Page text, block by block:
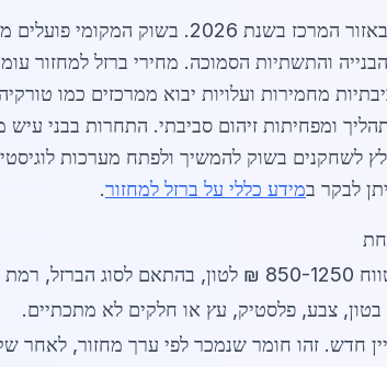
ברזל למחזור בבני עיש מהווה מרכיב מרכזי בשוק
מחמירות ועלויות יבוא ממרכזים כמו
ומפחיתות זיהום סביבתי. התחרות בבני
לשחקנים בשוק להמשיך ולפתח מערכות
לבקר במידע כללי על ברזל למחזור.
מחיר ברזל למחזור בבני עיש בשנת 2026 נע בדרך כלל בטווח 850-
בטון, צבע, פלסטיק, עץ או חלקים לא מתכתיים.
חדש. זהו חומר שנמכר לפי ערך מחזור, לאחר